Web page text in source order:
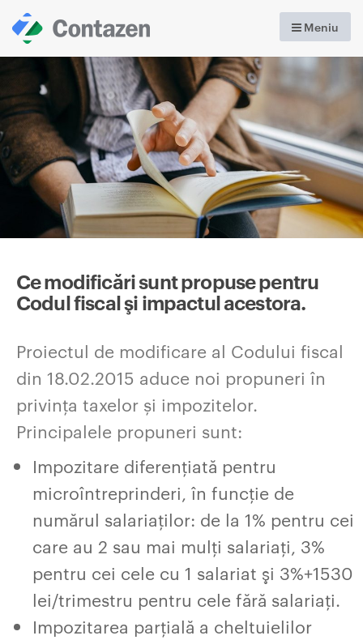
Meniu
Ce modificări sunt propuse pentru
Codul fiscal şi impactul acestora.
Proiectul de modificare al Codului fiscal
din 18.02.2015 aduce noi propuneri în
privința taxelor și impozitelor.
Principalele propuneri sunt:
Impozitare diferențiată pentru
microîntreprinderi, în funcție de
numărul salariaților: de la 1% pentru cei
care au 2 sau mai mulți salariați, 3%
pentru cei cele cu 1 salariat şi 3%+1530
lei/trimestru pentru cele fără salariați.
Impozitarea parțială a cheltuielilor